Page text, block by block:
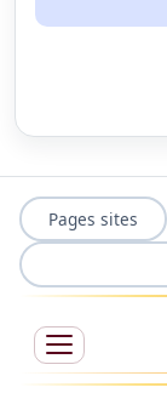
Pages sites